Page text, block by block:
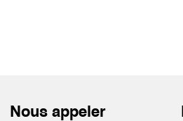
Nous appeler